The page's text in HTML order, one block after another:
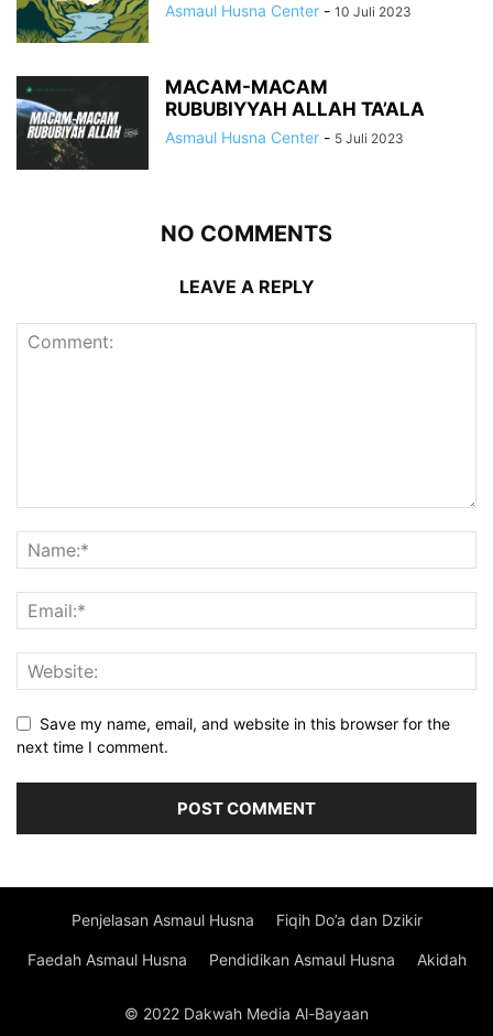
Asmaul Husna Center - 10 Juli 2023
MACAM-MACAM
RUBUBIYYAH ALLAH TA’ALA
Asmaul Husna Center - 5 Juli 2023
NO COMMENTS
LEAVE A REPLY
Save my name, email, and website in this browser for the
next time I comment.
Penjelasan Asmaul Husna Fiqih Do’a dan Dzikir
Faedah Asmaul Husna Pendidikan Asmaul Husna Akidah
© 2022 Dakwah Media Al-Bayaan